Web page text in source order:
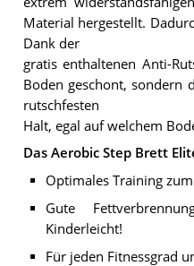
Material hergestellt.
Dank der
gratis enthaltenen Anti-
Boden geschont, sondern
rutschfesten
Halt, egal auf welchem
Das Aerobic Step Brett
Optimales Training
Gute
Kinderleicht!
Für jeden Fitnessgrad